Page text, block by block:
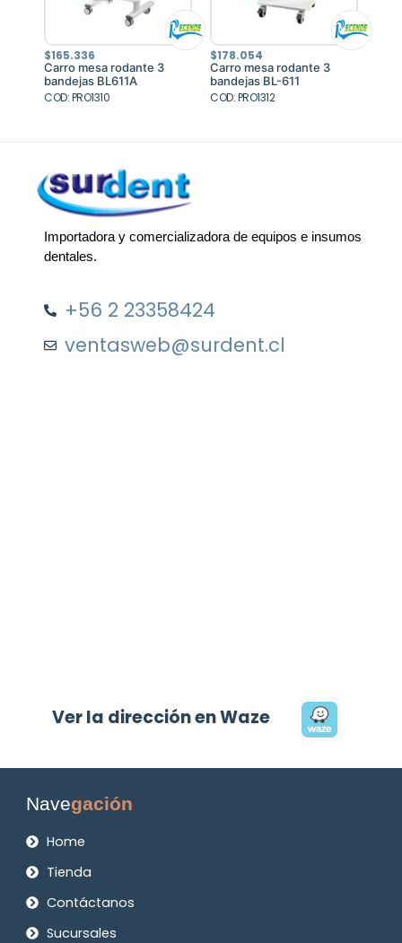
$165.336
Carro mesa rodante 3
bandejas BL611A
COD: PRO1310
$178.054
Carro mesa rodante 3
bandejas BL-611
COD: PRO1312
Importadora y comercializadora de equipos e insumos
dentales.
+56 2 23358424
ventasweb@surdent.cl
Ver la dirección en Waze
Navegación
Home
Tienda
Contáctanos
Sucursales